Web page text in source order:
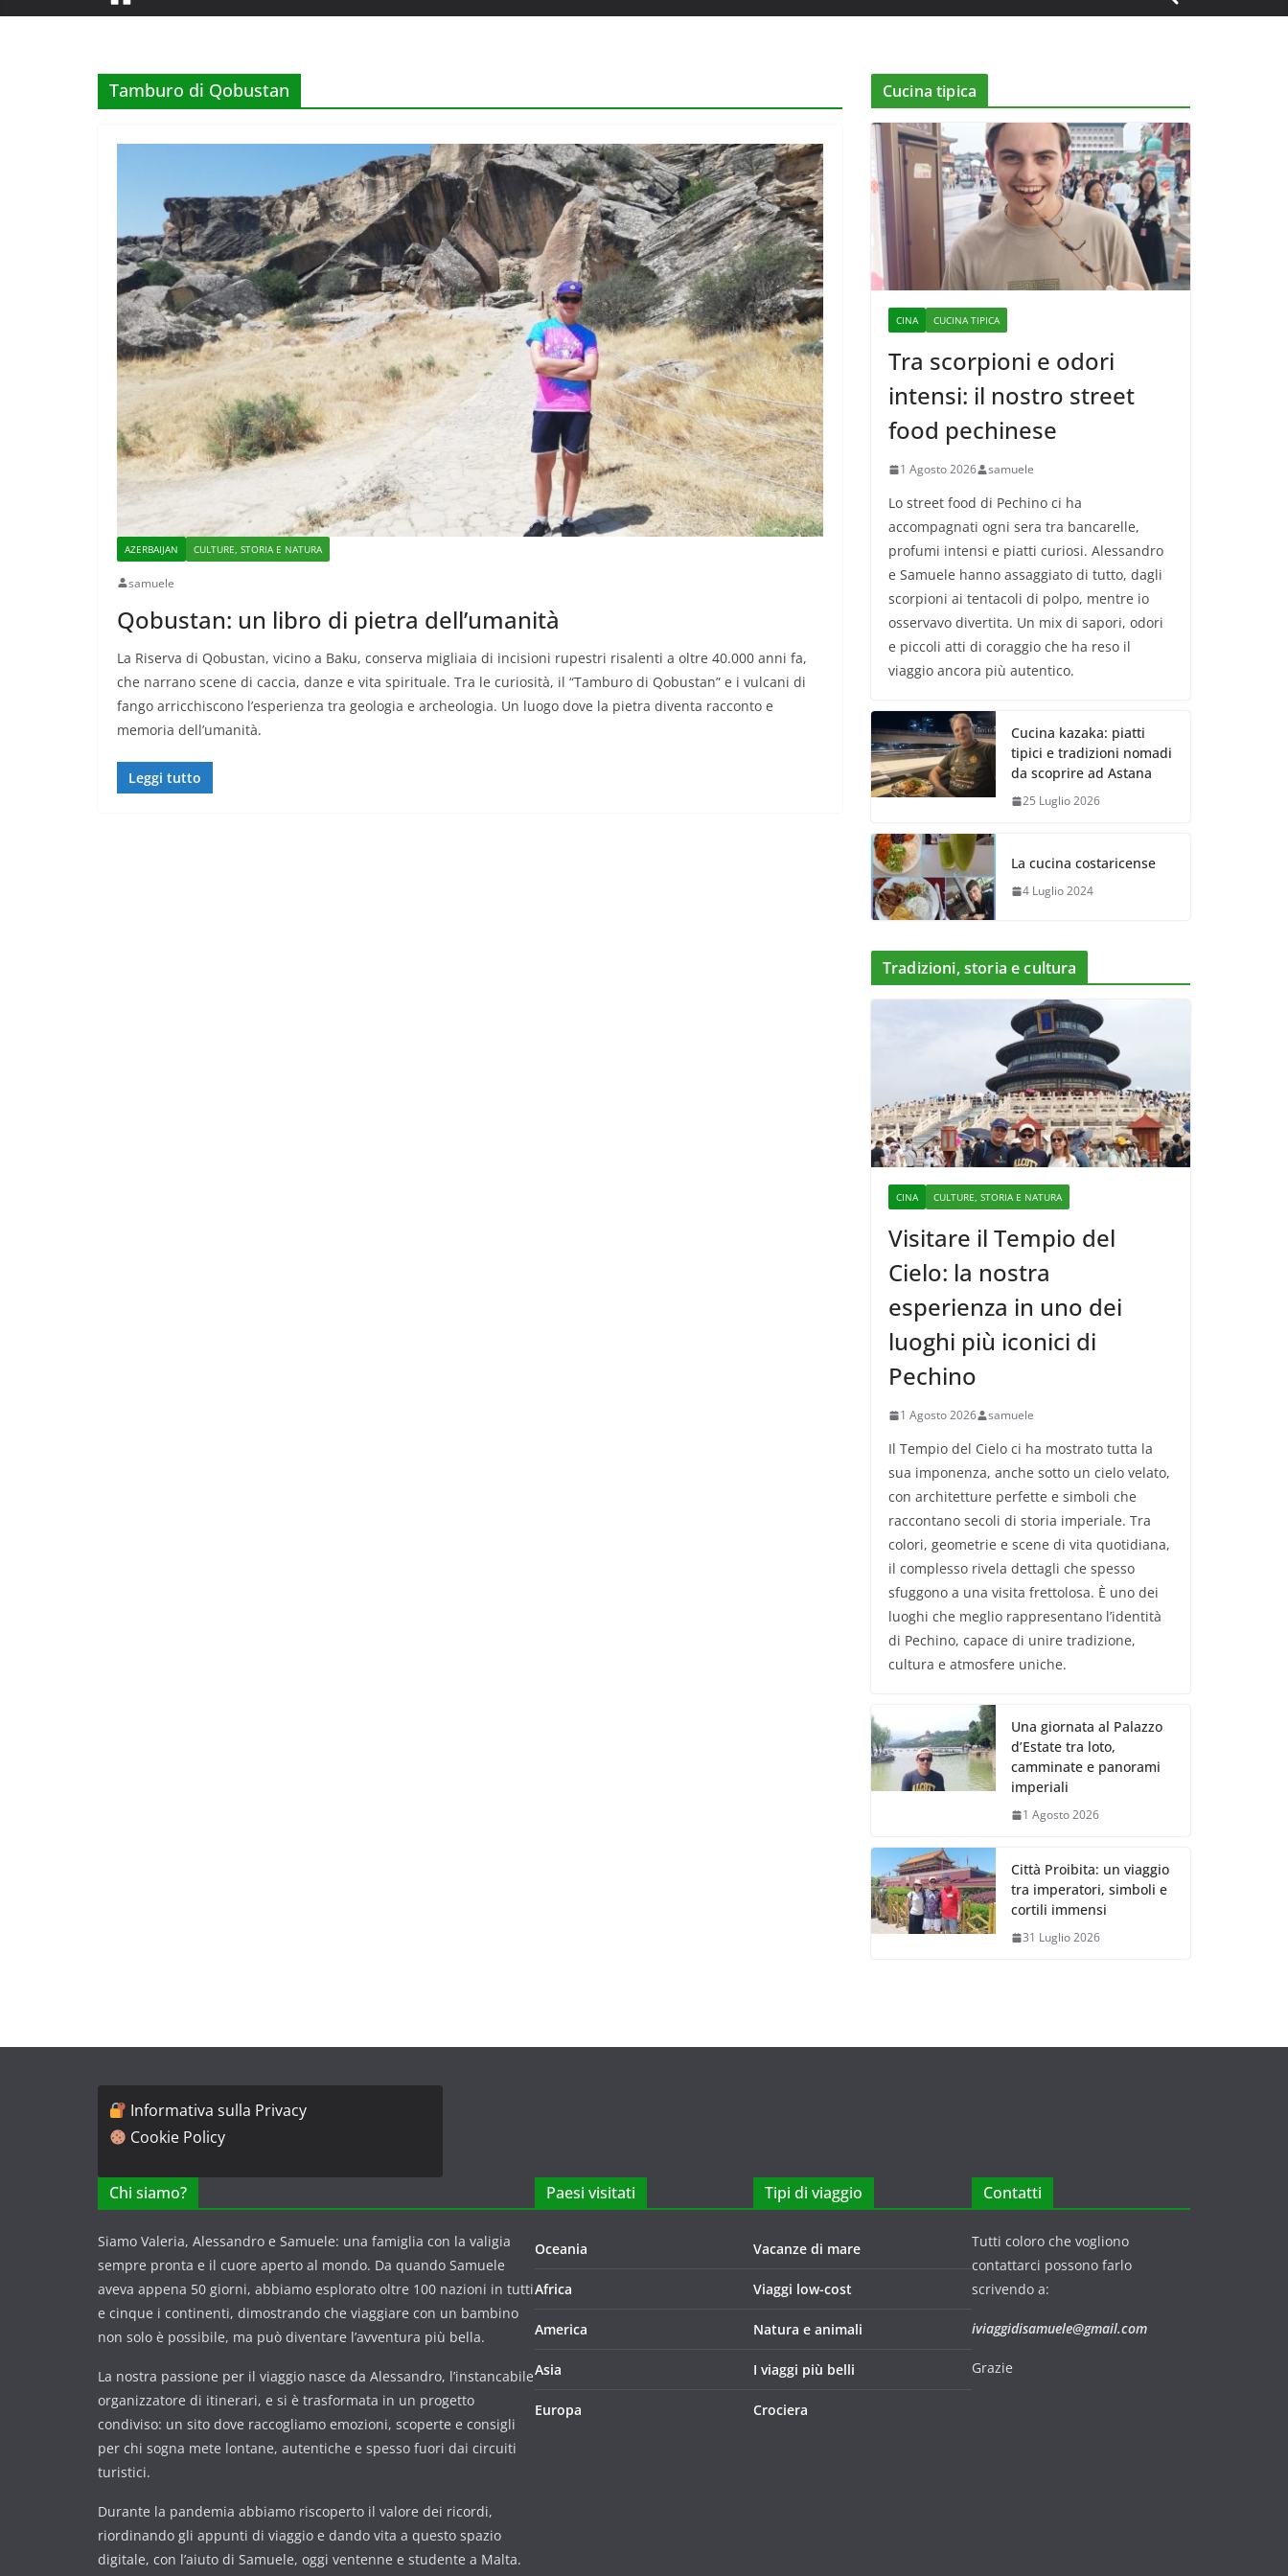
Tamburo di Qobustan
AZERBAIJAN CULTURE, STORIA E NATURA
samuele
Qobustan: un libro di pietra dell’umanità
La Riserva di Qobustan, vicino a Baku, conserva migliaia di incisioni rupestri risalenti a oltre 40.000 anni fa,
che narrano scene di caccia, danze e vita spirituale. Tra le curiosità, il “Tamburo di Qobustan” e i vulcani di
fango arricchiscono l’esperienza tra geologia e archeologia. Un luogo dove la pietra diventa racconto e
memoria dell’umanità.
Leggi tutto
Cucina tipica
CINA CUCINA TIPICA
Tra scorpioni e odori
intensi: il nostro street
food pechinese
1 Agosto 2026 samuele
Lo street food di Pechino ci ha
accompagnati ogni sera tra bancarelle,
profumi intensi e piatti curiosi. Alessandro
e Samuele hanno assaggiato di tutto, dagli
scorpioni ai tentacoli di polpo, mentre io
osservavo divertita. Un mix di sapori, odori
e piccoli atti di coraggio che ha reso il
viaggio ancora più autentico.
Cucina kazaka: piatti
tipici e tradizioni nomadi
da scoprire ad Astana
25 Luglio 2026
La cucina costaricense
4 Luglio 2024
Tradizioni, storia e cultura
CINA CULTURE, STORIA E NATURA
Visitare il Tempio del
Cielo: la nostra
esperienza in uno dei
luoghi più iconici di
Pechino
1 Agosto 2026 samuele
Il Tempio del Cielo ci ha mostrato tutta la
sua imponenza, anche sotto un cielo velato,
con architetture perfette e simboli che
raccontano secoli di storia imperiale. Tra
colori, geometrie e scene di vita quotidiana,
il complesso rivela dettagli che spesso
sfuggono a una visita frettolosa. È uno dei
luoghi che meglio rappresentano l’identità
di Pechino, capace di unire tradizione,
cultura e atmosfere uniche.
Una giornata al Palazzo
d’Estate tra loto,
camminate e panorami
imperiali
1 Agosto 2026
Città Proibita: un viaggio
tra imperatori, simboli e
cortili immensi
31 Luglio 2026
Informativa sulla Privacy
Cookie Policy
Chi siamo?
Siamo Valeria, Alessandro e Samuele: una famiglia con la valigia
sempre pronta e il cuore aperto al mondo. Da quando Samuele
aveva appena 50 giorni, abbiamo esplorato oltre 100 nazioni in tutti
e cinque i continenti, dimostrando che viaggiare con un bambino
non solo è possibile, ma può diventare l’avventura più bella.
La nostra passione per il viaggio nasce da Alessandro, l’instancabile
organizzatore di itinerari, e si è trasformata in un progetto
condiviso: un sito dove raccogliamo emozioni, scoperte e consigli
per chi sogna mete lontane, autentiche e spesso fuori dai circuiti
turistici.
Durante la pandemia abbiamo riscoperto il valore dei ricordi,
riordinando gli appunti di viaggio e dando vita a questo spazio
digitale, con l’aiuto di Samuele, oggi ventenne e studente a Malta.
Paesi visitati
Oceania
Africa
America
Asia
Europa
Tipi di viaggio
Vacanze di mare
Viaggi low-cost
Natura e animali
I viaggi più belli
Crociera
Contatti
Tutti coloro che vogliono
contattarci possono farlo
scrivendo a:
iviaggidisamuele@gmail.com
Grazie